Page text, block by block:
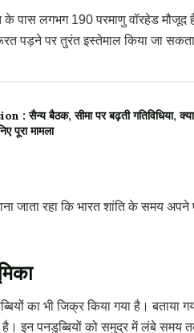
पास लगभग 190 परमाणु वॉरहेड मौजूद
पड़ने पर तुरंत इस्तेमाल किया जा
बैठक, सीमा पर बढ़ती गतिविधिया, क्या
पूरा मामला
जाता रहा कि भारत शांति के समय
का भी जिक्र किया गया है।
इन पनडुब्बियों को समुद्र में लंबे समय तक